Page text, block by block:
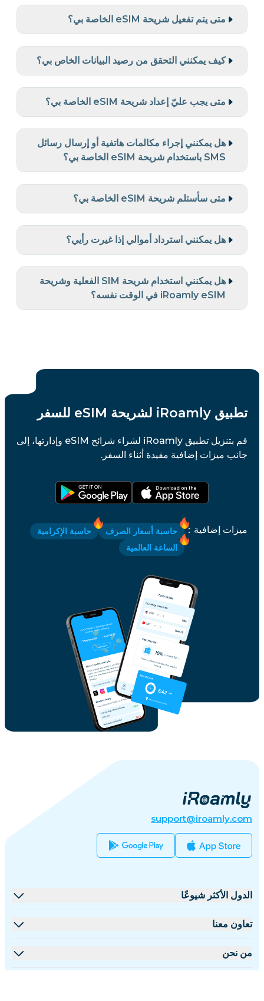
متى يتم تفعيل شريحة eSIM الخاصة بي؟
كيف يمكنني التحقق من رصيد البيانات الخاص بي؟
متى يجب عليّ إعداد شريحة eSIM الخاصة بي؟
هل يمكنني إجراء مكالمات هاتفية أو إرسال رسائل
SMS باستخدام شريحة eSIM الخاصة بي؟
متى سأستلم شريحة eSIM الخاصة بي؟
هل يمكنني استرداد أموالي إذا غيرت رأيي؟
هل يمكنني استخدام شريحة SIM الفعلية وشريحة
iRoamly eSIM في الوقت نفسه؟
تطبيق iRoamly لشريحة eSIM للسفر
قم بتنزيل تطبيق iRoamly لشراء شرائح eSIM وإدارتها، إلى
جانب ميزات إضافية مفيدة أثناء السفر.
ميزات إضافية ： حاسبة أسعار الصرف
حاسبة الإكرامية
الساعة العالمية
support@iroamly.com
الدول الأكثر شيوعًا
الولايات المتحدة
تركيا
تعاون معنا
برنامج الشركاء
من نحن